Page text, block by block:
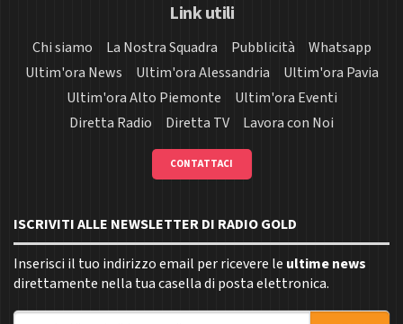
Link utili
Chi siamo La Nostra Squadra Pubblicità
Whatsapp
Ultim'ora News
Ultim'ora Alessandria
Ultim'ora Pavia
Ultim'ora Alto Piemonte
Ultim'ora Eventi
Diretta Radio
Diretta TV Lavora con Noi
CONTATTACI
ISCRIVITI ALLE NEWSLETTER DI RADIO GOLD
Inserisci il tuo indirizzo email per ricevere le ultime news
direttamente nella tua casella di posta elettronica.